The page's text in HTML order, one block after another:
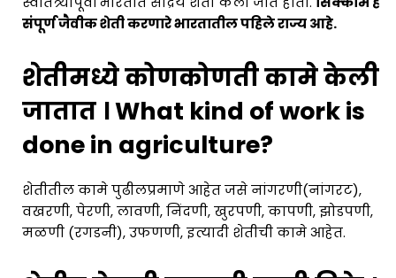
संपूर्ण जैवीक शेती करणारे भारतातील पहिले राज्य आहे.
शेतीमध्ये कोणकोणती कामे केली
जातात । What kind of work is
done in agriculture?
शेतीतील कामे पुढीलप्रमाणे आहेत जसे नांगरणी(नांगरट),
वखरणी, पेरणी, लावणी, निंदणी, खुरपणी, कापणी, झोडपणी,
मळणी (रगडनी), उफणणी, इत्यादी शेतीची कामे आहेत.